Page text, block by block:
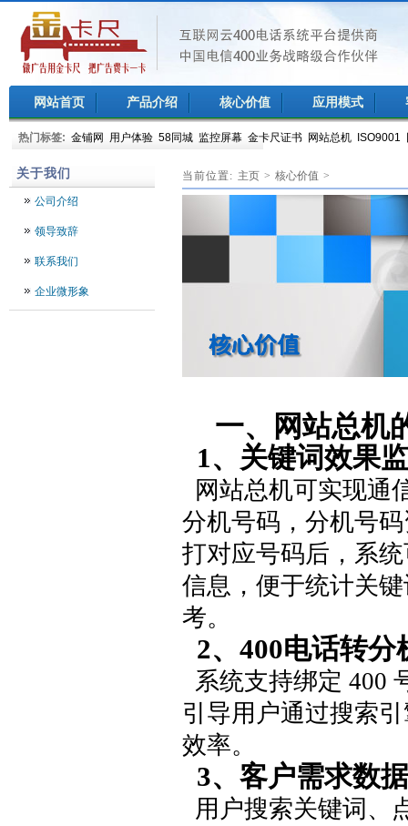
网站首页 产品介绍 核心价值 应用模式
热门标签: 金铺网 用户体验 58同城 监控屏幕 金卡尺证书 网站总机 ISO9001
机房
当前位置: 主页 > 核心价值 >
一、网站总机
1、关键词效果
网站总机可实现通
分机号码，分机号
打对应号码后，系
信息，便于统计关
考。
2、400电话转分
系统支持绑定 400
引导用户通过搜索
效率。
3、客户需求数
用户搜索关键词、
关于我们
公司介绍
领导致辞
联系我们
企业微形象